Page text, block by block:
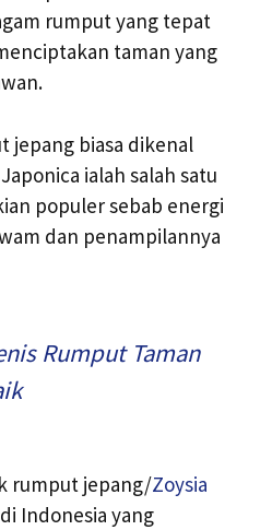
rumput yang tepat
taman yang
jepang biasa dikenal
ialah salah satu
populer sebab energi
dan penampilannya
Rumput Taman
rumput jepang/Zoysia
Indonesia yang